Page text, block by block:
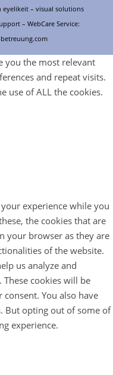
eyelikeit – visual solutions
– WebCare Service:
you the most relevant
and repeat visits.
use of ALL the cookies.
experience while you
the cookies that are
your browser as they are
of the website.
us analyze and
cookies will be
You also have
But opting out of some of
experience.